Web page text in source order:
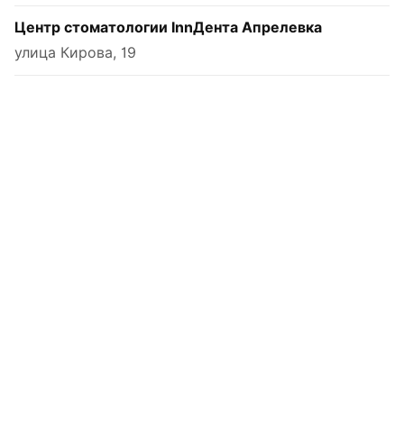
Центр стоматологии InnДента Апрелевка
улица Кирова, 19